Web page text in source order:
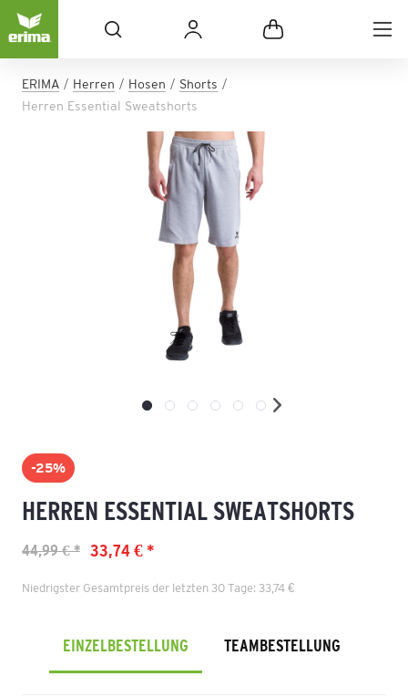
ERIMA Herren Hosen
Shorts
Herren Essential Sweatshorts
-25%
HERREN ESSENTIAL SWEATSHORTS
33,74 € *
44,99 € *
Niedrigster Gesamtpreis der letzten 30 Tage: 33,74 €
EINZELBESTELLUNG TEAMBESTELLUNG